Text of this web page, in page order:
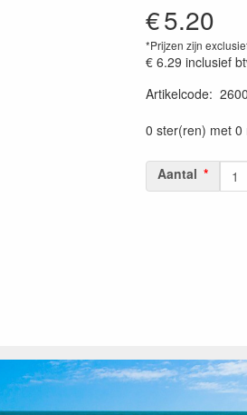
€5.20
*Prijzen zijn
€ 6.29 inclusief
Artikelcode:
0 ster(ren) met 0
Aantal